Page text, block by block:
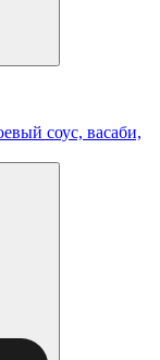
соус, васаби,